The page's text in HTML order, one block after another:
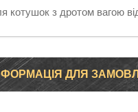
котушок з дротом вагою
ДЛЯ